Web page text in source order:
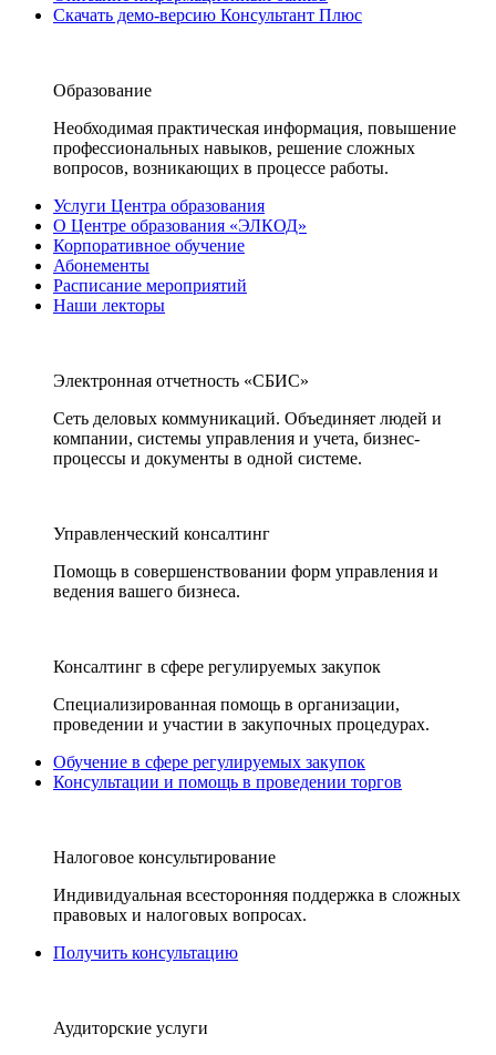
Скачать демо-версию Консультант Плюс
Образование
Необходимая практическая информация, повышение
профессиональных навыков, решение сложных
вопросов, возникающих в процессе работы.
Услуги Центра образования
О Центре образования «ЭЛКОД»
Корпоративное обучение
Абонементы
Расписание мероприятий
Наши лекторы
Электронная отчетность «СБИС»
Сеть деловых коммуникаций. Объединяет людей и
компании, системы управления и учета, бизнес-
процессы и документы в одной системе.
Управленческий консалтинг
Помощь в совершенствовании форм управления и
ведения вашего бизнеса.
Консалтинг в сфере регулируемых закупок
Специализированная помощь в организации,
проведении и участии в закупочных процедурах.
Обучение в сфере регулируемых закупок
Консультации и помощь в проведении торгов
Налоговое консультирование
Индивидуальная всесторонняя поддержка в сложных
правовых и налоговых вопросах.
Получить консультацию
Аудиторские услуги